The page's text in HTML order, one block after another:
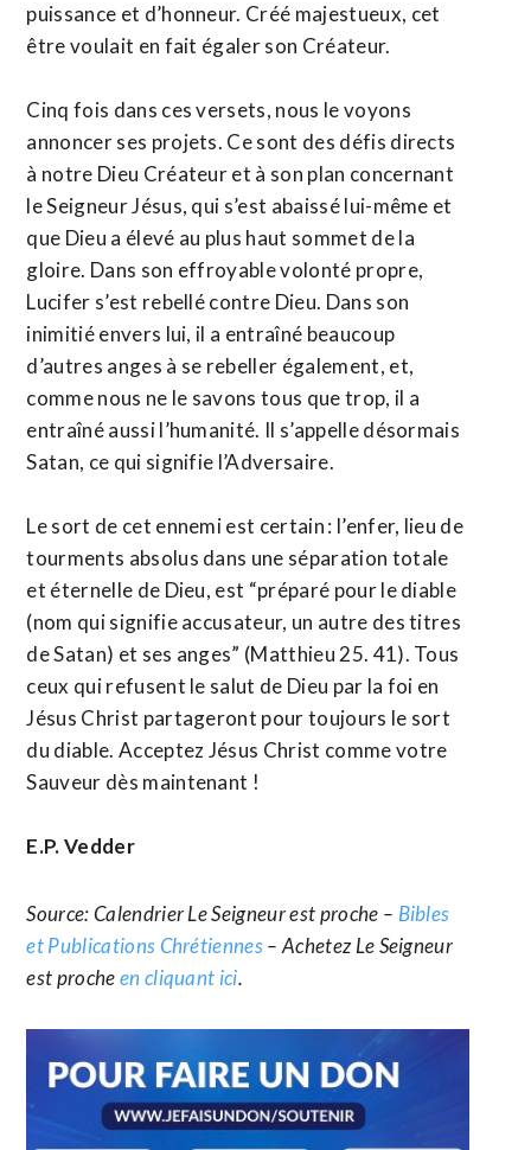
puissance et d’honneur. Créé majestueux, cet
être voulait en fait égaler son Créateur.
Cinq fois dans ces versets, nous le voyons
annoncer ses projets. Ce sont des défis directs
à notre Dieu Créateur et à son plan concernant
le Seigneur Jésus, qui s’est abaissé lui-même et
que Dieu a élevé au plus haut sommet de la
gloire. Dans son effroyable volonté propre,
Lucifer s’est rebellé contre Dieu. Dans son
inimitié envers lui, il a entraîné beaucoup
d’autres anges à se rebeller également, et,
comme nous ne le savons tous que trop, il a
entraîné aussi l’humanité. Il s’appelle désormais
Satan, ce qui signifie l’Adversaire.
Le sort de cet ennemi est certain : l’enfer, lieu de
tourments absolus dans une séparation totale
et éternelle de Dieu, est “préparé pour le diable
(nom qui signifie accusateur, un autre des titres
de Satan) et ses anges” (Matthieu 25. 41). Tous
ceux qui refusent le salut de Dieu par la foi en
Jésus Christ partageront pour toujours le sort
du diable. Acceptez Jésus Christ comme votre
Sauveur dès maintenant !
E.P. Vedder
Source: Calendrier Le Seigneur est proche – Bibles
et Publications Chrétiennes– Achetez Le Seigneur
est procheen cliquant ici.